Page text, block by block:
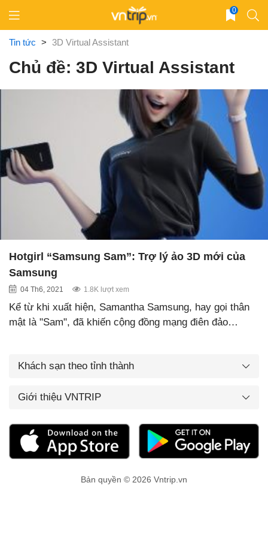
content
0
Tin tức > 3D Virtual Assistant
Chủ đề: 3D Virtual Assistant
Hotgirl “Samsung Sam”: Trợ lý ảo 3D mới của
Samsung
04 Th6, 2021 1.8K lượt xem
Kể từ khi xuất hiện, Samantha Samsung, hay gọi thân
mật là "Sam", đã khiến cộng đồng mạng điên đảo…
Khách sạn theo tỉnh thành
Giới thiệu VNTRIP
Bản quyền © 2026 Vntrip.vn